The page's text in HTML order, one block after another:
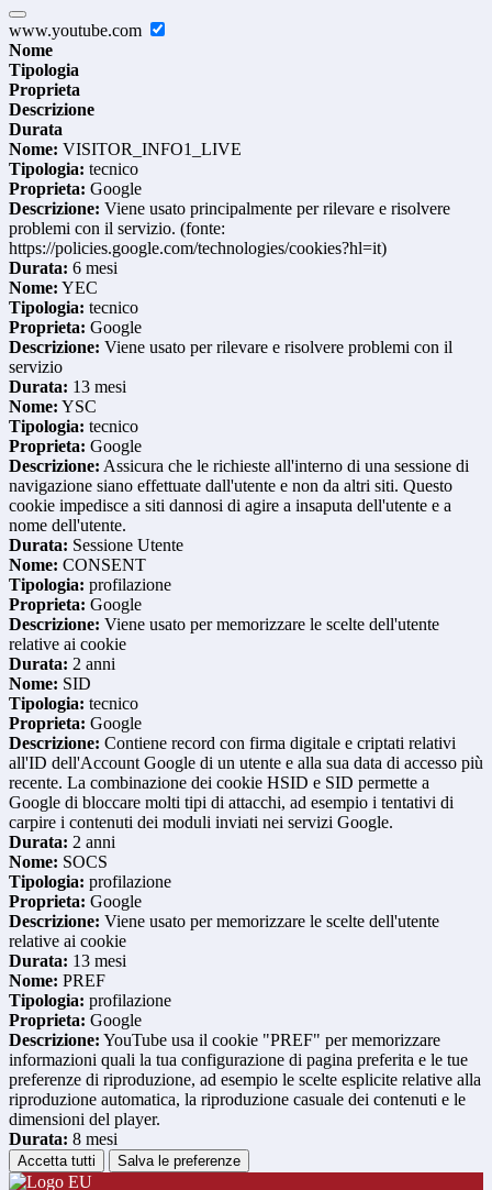
www.youtube.com
Nome
Tipologia
Proprieta
Descrizione
Durata
Nome: VISITOR_INFO1_LIVE
Tipologia: tecnico
Proprieta: Google
Descrizione: Viene usato principalmente per rilevare e risolvere
problemi con il servizio. (fonte:
https://policies.google.com/technologies/cookies?hl=it)
Durata: 6 mesi
Nome: YEC
Tipologia: tecnico
Proprieta: Google
Descrizione: Viene usato per rilevare e risolvere problemi con il
servizio
Durata: 13 mesi
Nome: YSC
Tipologia: tecnico
Proprieta: Google
Descrizione: Assicura che le richieste all'interno di una sessione di
navigazione siano effettuate dall'utente e non da altri siti. Questo
cookie impedisce a siti dannosi di agire a insaputa dell'utente e a
nome dell'utente.
Durata: Sessione Utente
Nome: CONSENT
Tipologia: profilazione
Proprieta: Google
Descrizione: Viene usato per memorizzare le scelte dell'utente
relative ai cookie
Durata: 2 anni
Nome: SID
Tipologia: tecnico
Proprieta: Google
Descrizione: Contiene record con firma digitale e criptati relativi
all'ID dell'Account Google di un utente e alla sua data di accesso più
recente. La combinazione dei cookie HSID e SID permette a
Google di bloccare molti tipi di attacchi, ad esempio i tentativi di
carpire i contenuti dei moduli inviati nei servizi Google.
Durata: 2 anni
Nome: SOCS
Tipologia: profilazione
Proprieta: Google
Descrizione: Viene usato per memorizzare le scelte dell'utente
relative ai cookie
Durata: 13 mesi
Nome: PREF
Tipologia: profilazione
Proprieta: Google
Descrizione: YouTube usa il cookie "PREF" per memorizzare
informazioni quali la tua configurazione di pagina preferita e le tue
preferenze di riproduzione, ad esempio le scelte esplicite relative alla
riproduzione automatica, la riproduzione casuale dei contenuti e le
dimensioni del player.
Durata: 8 mesi
Accetta tutti Salva le preferenze